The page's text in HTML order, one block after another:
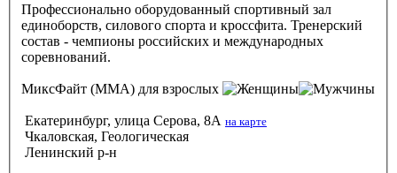
Профессионально оборудованный спортивный зал
единоборств, силового спорта и кроссфита. Тренерский
состав - чемпионы российских и международных
соревнований.
МиксФайт (ММА) для взрослых
Екатеринбург, улица Серова, 8А на карте
Чкаловская, Геологическая
Ленинский р-н